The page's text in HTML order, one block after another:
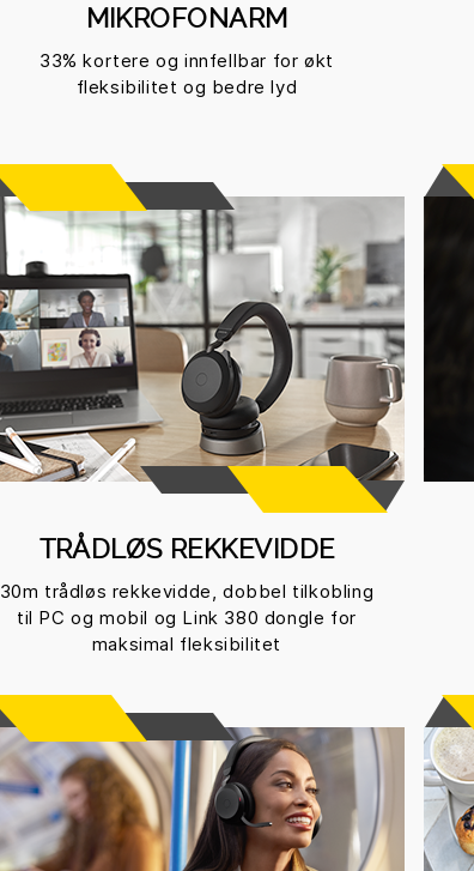
MIKROFONARM
33% kortere og innfellbar for økt
fleksibilitet og bedre lyd
TRÅDLØS REKKEVIDDE
30m trådløs rekkevidde, dobbel tilkobling
til PC og mobil og Link 380 dongle for
maksimal fleksibilitet